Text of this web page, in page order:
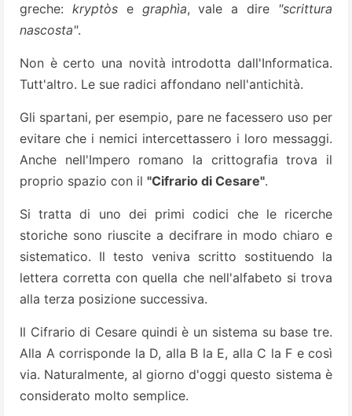
greche: kryptòse graphìa, vale a dire "scrittura
nascosta".
Non è certo una novità introdotta dall'Informatica.
Tutt'altro. Le sue radici affondano nell'antichità.
Gli spartani, per esempio, pare ne facessero uso per
evitare che i nemici intercettassero i loro messaggi.
Anche nell'Impero romano la crittografia trova il
proprio spazio con il "Cifrario di Cesare".
Si tratta di uno dei primi codici che le ricerche
storiche sono riuscite a decifrare in modo chiaro e
sistematico. Il testo veniva scritto sostituendo la
lettera corretta con quella che nell'alfabeto si trova
alla terza posizione successiva.
Il Cifrario di Cesare quindi è un sistema su base tre.
Alla A corrisponde la D, alla B la E, alla C la F e così
via. Naturalmente, al giorno d'oggi questo sistema è
considerato molto semplice.